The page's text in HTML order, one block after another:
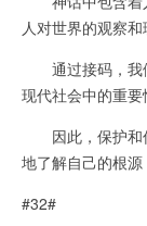
人对世界的观察和
通过接码，我
现代社会中的重要
因此，保护和
地了解自己的根源
#32#